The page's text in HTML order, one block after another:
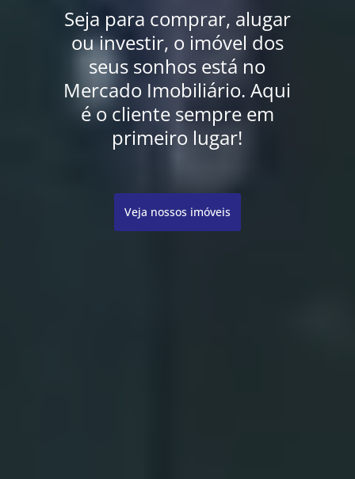
Seja para comprar, alugar
ou investir, o imóvel dos
seus sonhos está no
Mercado Imobiliário. Aqui
é o cliente sempre em
primeiro lugar!
Veja nossos imóveis